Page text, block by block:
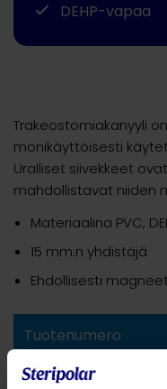
Trakeostomiakanyyli
monikäyttöisesti
Uralliset siivekkeet
mahdollistavat niiden
Materiaalina PVC,
15 mm:n yhdistäjä
Ehdollisesti
Tuotenumero
Neonataalinen kanyyli
DEHP-vapaa